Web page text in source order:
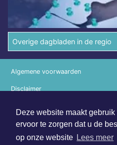
Deze website maakt
ervoor te zorgen dat u de
op onze website Lees meer
Overige dagbladen in de regio
Copyright (c) 2026 |
voorbehouden
Algemene voorwaarden
Disclaimer